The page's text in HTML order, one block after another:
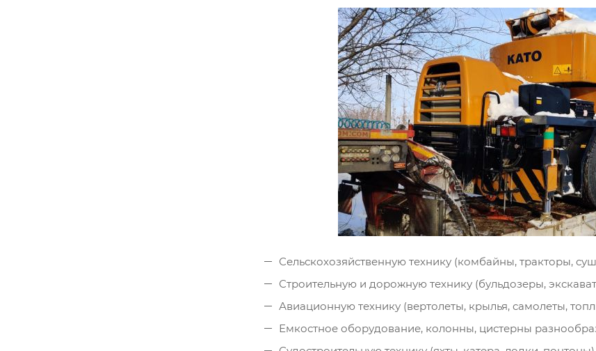
Сельскохозяйственную технику (комбайны, тракторы,
Строительную и дорожную технику (бульдозеры,
Авиационную технику (вертолеты, крылья, самолеты,
Емкостное оборудование, колонны, цистерны